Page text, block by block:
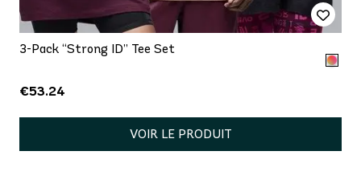
3-Pack “Strong ID” Tee Set
€53.24
VOIR LE PRODUIT